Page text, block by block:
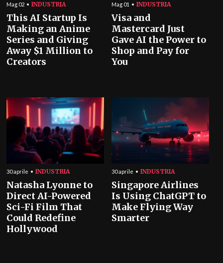
Mag 02 INDUSTRIA
This AI Startup Is
Making an Anime
Series and Giving
Away $1 Million to
Creators
Mag 01 INDUSTRIA
Visa and
Mastercard Just
Gave AI the Power to
Shop and Pay for
You
30 aprile INDUSTRIA
Natasha Lyonne to
Direct AI-Powered
Sci-Fi Film That
Could Redefine
Hollywood
30 aprile INDUSTRIA
Singapore Airlines
Is Using ChatGPT to
Make Flying Way
Smarter